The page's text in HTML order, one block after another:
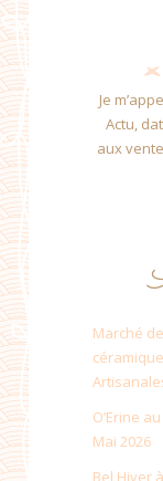
Je
Actu,
aux
Marché
O’Erine
Mai 2026
Bel Hiver